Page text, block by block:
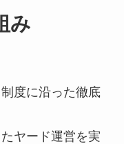
み
度に沿った徹底
ヤード運営を実